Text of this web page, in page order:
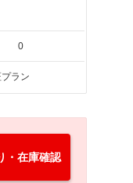
0
ラン
・在庫確認